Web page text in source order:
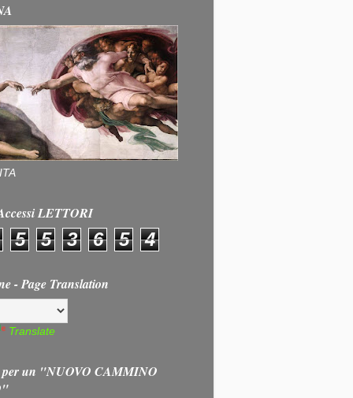
LETTORI
5 5 3 6 5 4
- Page Translation
Translate
per un "NUOVO CAMMINO